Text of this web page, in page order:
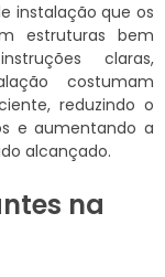
instalação que os
estruturas bem
claras,
costumam
reduzindo o
e aumentando a
alcançado.
na